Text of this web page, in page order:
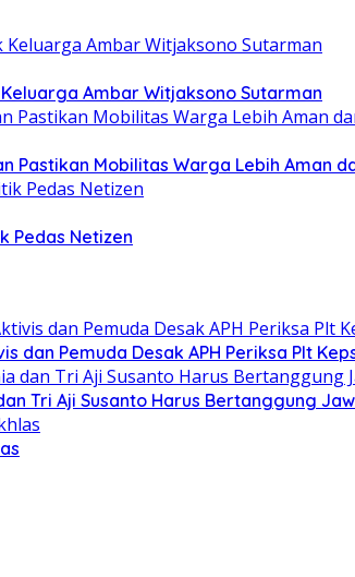
Ambar Witjaksono Sutarman
Pastikan Mobilitas Warga Lebih Aman
Pedas Netizen
dan Pemuda Desak APH Periksa Plt
Tri Aji Susanto Harus Bertanggung